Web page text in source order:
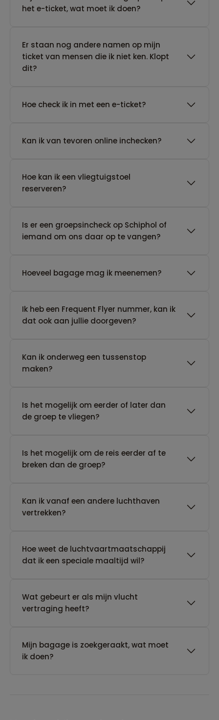
het e-ticket, wat moet ik doen?
Er staan nog andere namen op mijn
ticket van mensen die ik niet ken. Klopt
dit?
Hoe check ik in met een e-ticket?
Kan ik van tevoren online inchecken?
Hoe kan ik een vliegtuigstoel
reserveren?
Is er een groepsincheck op Schiphol of
iemand om ons daar op te vangen?
Hoeveel bagage mag ik meenemen?
Ik heb een Frequent Flyer nummer, kan ik
dat ook aan jullie doorgeven?
Kan ik onderweg een tussenstop
maken?
Is het mogelijk om eerder of later dan
de groep te vliegen?
Is het mogelijk om de reis eerder af te
breken dan de groep?
Kan ik vanaf een andere luchthaven
vertrekken?
Hoe weet de luchtvaartmaatschappij
dat ik een speciale maaltijd wil?
Wat gebeurt er als mijn vlucht
vertraging heeft?
Mijn bagage is zoekgeraakt, wat moet
ik doen?